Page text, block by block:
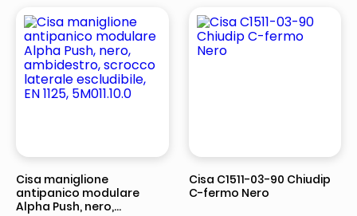
Cisa maniglione
antipanico modulare
Alpha Push, nero,
Cisa C1511-03-90 Chiudip
C-fermo Nero